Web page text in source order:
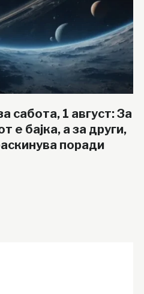
сабота, 1 август: За
е бајка, а за други,
поради